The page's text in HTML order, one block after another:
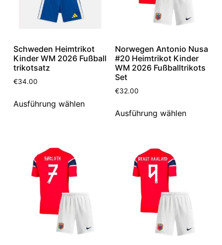
Schweden Heimtrikot
Kinder WM 2026 Fußball
trikotsatz
€34.00
Ausführung wählen
Norwegen Antonio Nusa
#20 Heimtrikot Kinder
WM 2026 Fußballtrikots
Set
€32.00
Ausführung wählen